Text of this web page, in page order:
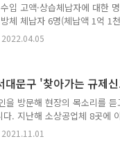
입 고액·상습체납자에 대한
체 체납자 6명(체납액 1억 1
원)입니다. 2022년 1월 1일 기
지방세와 세외수입 체납자들
월간의 소명기간을 줍니다.
지 않으면 오는 10월 중에 2
대문구 홈페이지 및 구보에
2022.04.05
대문구 '찾아가는 규제
을 방문해 현장의 목소리를
. 지난해 소상공업체 8곳에
업(새싹기업)을 중심으로 이를
고센터와 규제샌드박스 제도
2021.11.01